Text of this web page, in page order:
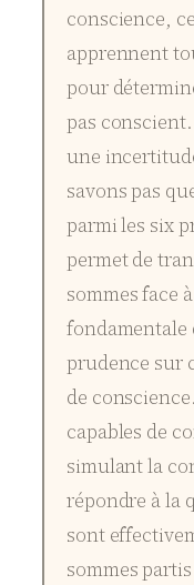
conscience,
apprennent
pour
pas conscient.
une
savons pas
parmi les six
permet de
sommes face
fondamentale
prudence sur
de
capables de
simulant la
répondre à la
sont
sommes